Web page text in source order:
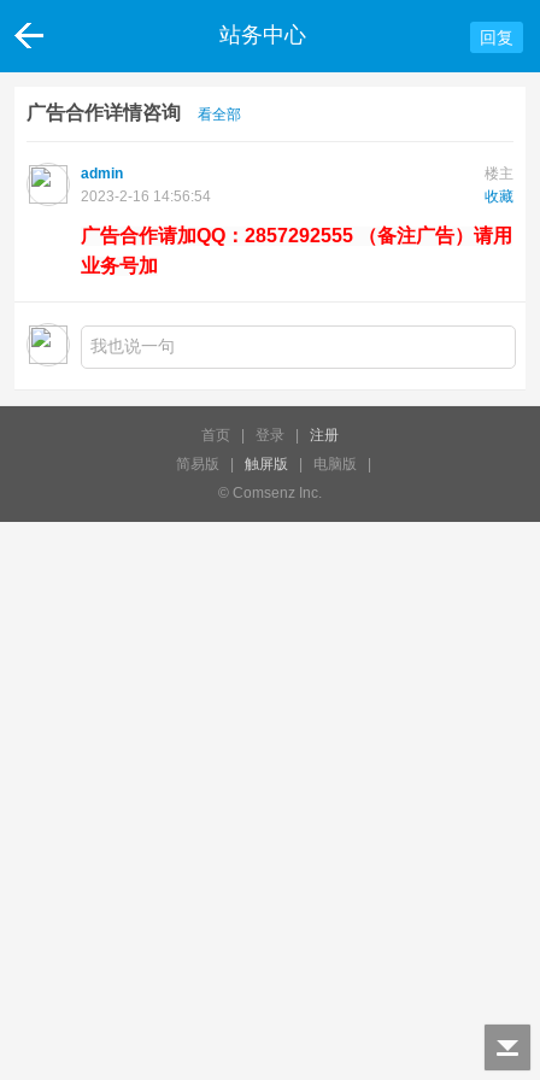
回复
站务中心
广告合作详情咨询 看全部
楼主
admin
收藏
2023-2-16 14:56:54
广告合作请加QQ：2857292555 （备注广告）请用
业务号加
首页 登录
注册
简易版
触屏版 电脑版
© Comsenz Inc.